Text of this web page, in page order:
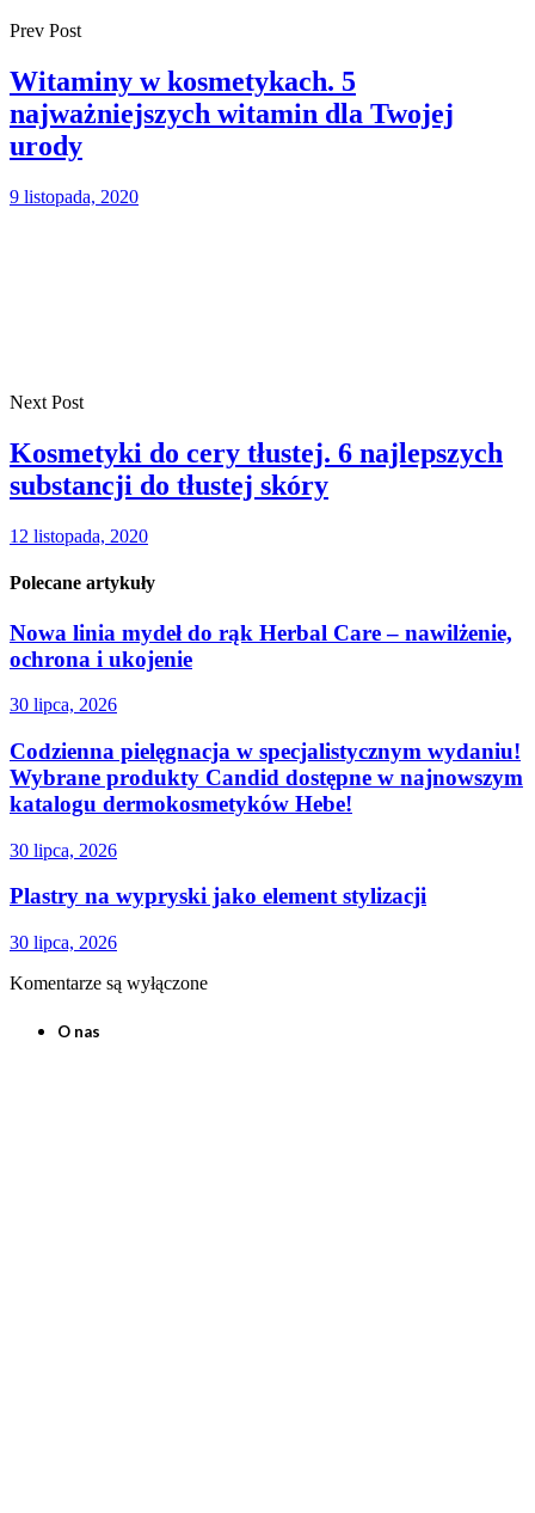
Prev Post
Witaminy w kosmetykach. 5
najważniejszych witamin dla Twojej
urody
9 listopada, 2020
Next Post
Kosmetyki do cery tłustej. 6 najlepszych
substancji do tłustej skóry
12 listopada, 2020
Polecane artykuły
Nowa linia mydeł do rąk Herbal Care – nawilżenie,
ochrona i ukojenie
30 lipca, 2026
Codzienna pielęgnacja w specjalistycznym wydaniu!
Wybrane produkty Candid dostępne w najnowszym
katalogu dermokosmetyków Hebe!
30 lipca, 2026
Plastry na wypryski jako element stylizacji
30 lipca, 2026
Komentarze są wyłączone
O nas